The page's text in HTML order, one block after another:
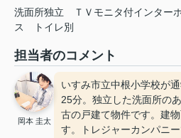
洗面所独立 ＴＶモニタ付インター
ス
トイレ別
担当者のコメント
岡本 圭太
いすみ市立中根小学校が
25分。独立した洗面所の
古の戸建て物件です。建
す。トレジャーカンパニ